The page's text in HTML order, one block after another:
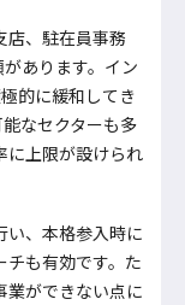
店、駐在員事務
あります。イン
的に緩和してき
なセクターも多
に上限が設けられ
い、本格参入時に
チも有効です。た
業ができない点に